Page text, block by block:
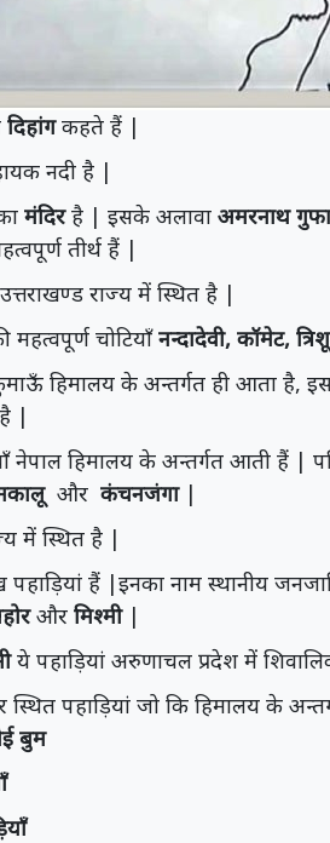
दिहांगकहते हैं |
नदी है |
मंदिरहै | इसके अलावा अमरनाथ गुफा
तीर्थ हैं |
राज्य में स्थित है |
चोटियाँनन्दादेवी, कॉमेट,
हिमालय के अन्तर्गत ही आता है,
|
नेपाल हिमालय के अन्तर्गत आती हैं |
और कंचनजंगा|
में स्थित है |
पहाड़ियां हैं |इनका नाम स्थानीय
और मिश्मी|
ये पहाड़ियां अरुणाचल प्रदेश में
स्थित पहाड़ियां जो कि हिमालय के
बुम